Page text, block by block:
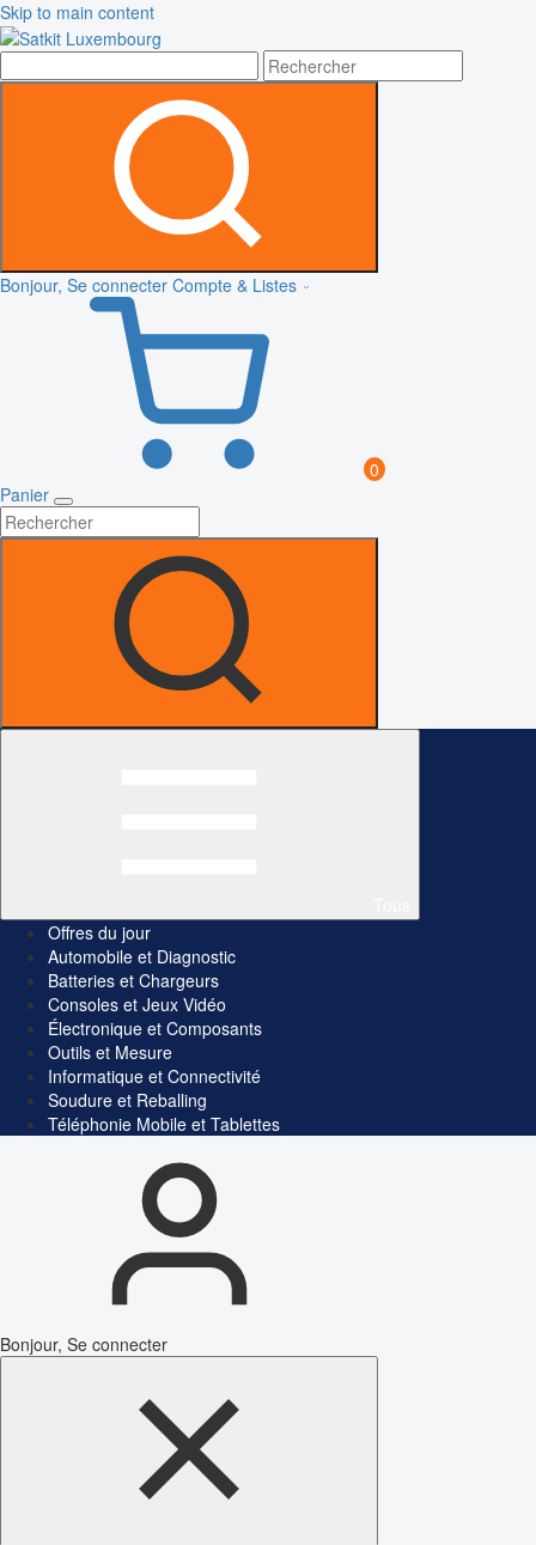
Skip to main content
Bonjour, Se connecter Compte & Listes
0
Panier
Offres du jour
Automobile et Diagnostic
Batteries et Chargeurs
Consoles et Jeux Vidéo
Électronique et Composants
Outils et Mesure
Informatique et Connectivité
Soudure et Reballing
Téléphonie Mobile et Tablettes
Bonjour, Se connecter